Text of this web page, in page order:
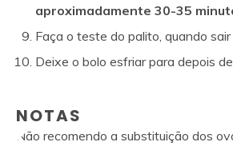
aproximadamente 30-35
Faça o teste do palito, quando
Deixe o bolo esfriar para depois
NOTAS
Não recomendo a substituição dos